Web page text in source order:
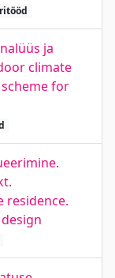
ja
climate
for
residence.